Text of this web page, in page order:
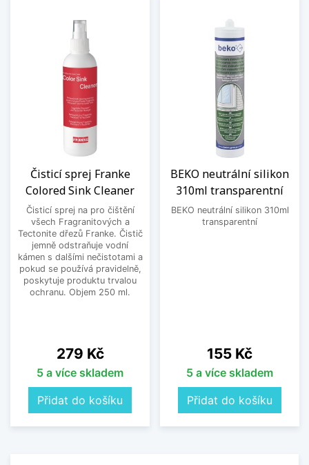
Čisticí sprej Franke
Colored Sink Cleaner
Čisticí sprej na pro čištění
všech Fragranitových a
Tectonite dřezů Franke. Čistič
jemně odstraňuje vodní
kámen s dalšími nečistotami a
pokud se používá pravidelně,
poskytuje produktu trvalou
ochranu. Objem 250 ml.
Cena
279 Kč
5 a více skladem
Přidat do košíku
BEKO neutrální silikon
310ml transparentní
BEKO neutrální silikon 310ml
transparentní
Cena
155 Kč
5 a více skladem
Přidat do košíku